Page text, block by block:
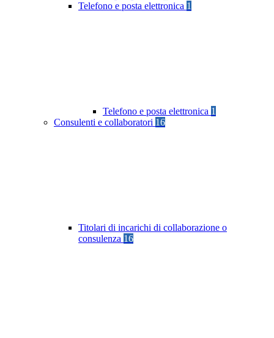
Telefono e posta elettronica 1
Telefono e posta elettronica 1
Consulenti e collaboratori 16
Titolari di incarichi di collaborazione o
consulenza 16